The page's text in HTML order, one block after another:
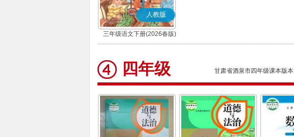
人教版
三年级语文下册(2026春版)
(部编版)
四年级 甘肃省酒泉市四年级课本版本